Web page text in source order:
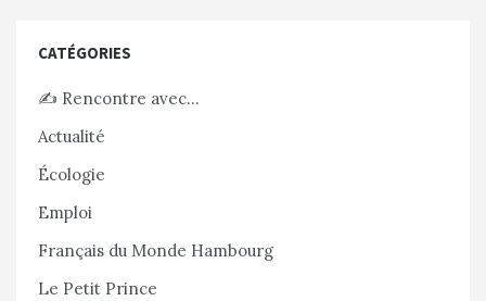
CATÉGORIES
✍️ Rencontre avec…
Actualité
Écologie
Emploi
Français du Monde Hambourg
Le Petit Prince